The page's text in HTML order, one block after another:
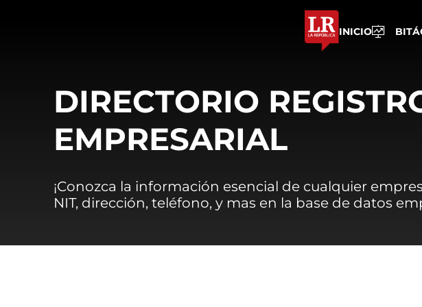
INICIO
DIRECTORIO
EMPRESARIAL
¡Conozca la información esencial de cualquier
NIT, dirección, teléfono, y mas en la base de datos